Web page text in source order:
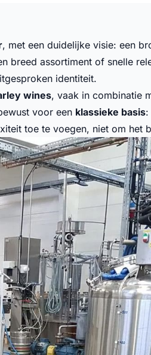
, met een duidelijke visie: een
breed assortiment of snelle
identiteit.
wines, vaak in combinatie
voor een klassieke basis:
toe te voegen, niet om het